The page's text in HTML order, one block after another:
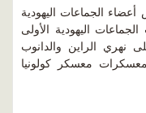
الجماعات اليهودية
اليهودية الأولى
نهري الراين والدانوب
معسكر كولونيا